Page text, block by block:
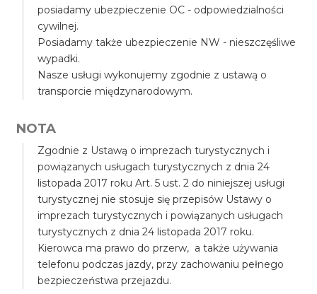
posiadamy ubezpieczenie OC - odpowiedzialności
cywilnej.
Posiadamy także ubezpieczenie NW - nieszczęśliwe
wypadki.
Nasze usługi wykonujemy zgodnie z ustawą o
transporcie międzynarodowym.
NOTA
Zgodnie z Ustawą o imprezach turystycznych i
powiązanych usługach turystycznych z dnia 24
listopada 2017 roku Art. 5 ust. 2 do niniejszej usługi
turystycznej nie stosuje się przepisów Ustawy o
imprezach turystycznych i powiązanych usługach
turystycznych z dnia 24 listopada 2017 roku.
Kierowca ma prawo do przerw, a także używania
telefonu podczas jazdy, przy zachowaniu pełnego
bezpieczeństwa przejazdu.